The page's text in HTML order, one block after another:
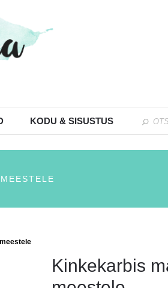
KODU & SISUSTUS
Kinkekarbis